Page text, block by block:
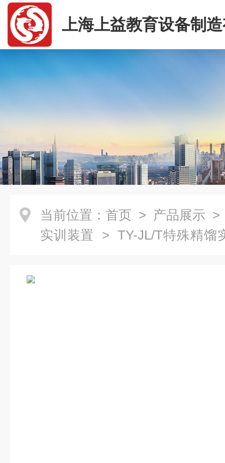
上海上益教育设备制
司
当前位置： 首页 > 产品展示
实训装置 > TY-JL/T特殊精馏